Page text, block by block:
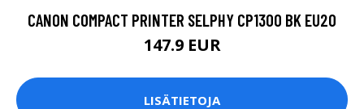
CANON COMPACT PRINTER SELPHY CP1300 BK EU20
147.9 EUR
LISÄTIETOJA